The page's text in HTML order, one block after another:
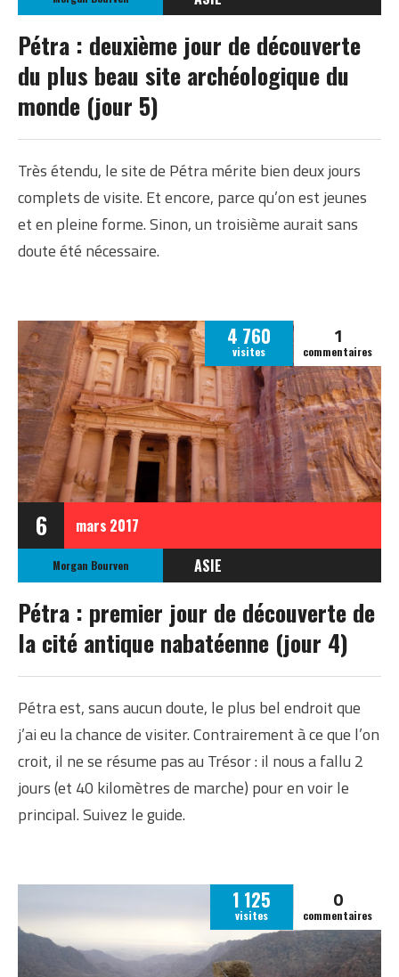
JORDANIE
Pétra : deuxième jour de découverte
du plus beau site archéologique du
monde (jour 5)
Très étendu, le site de Pétra mérite bien deux jours
complets de visite. Et encore, parce qu’on est jeunes
et en pleine forme. Sinon, un troisième aurait sans
doute été nécessaire.
6 mars 2017
4 760
visites
1
commentaires
Morgan Bourven
ASIE
JORDANIE
Pétra : premier jour de découverte de
la cité antique nabatéenne (jour 4)
Pétra est, sans aucun doute, le plus bel endroit que
j’ai eu la chance de visiter. Contrairement à ce que l’on
croit, il ne se résume pas au Trésor : il nous a fallu 2
jours (et 40 kilomètres de marche) pour en voir le
principal. Suivez le guide.
1 125
visites
0
commentaires